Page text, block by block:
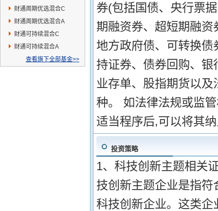
财通周期优选混合C
财通周期优选混合A
财通可持续混合C
财通可持续混合A
查看旗下全部基金>>
券(包括国债、央行票
期融资券、超短期融
地方政府债、可转换
持证券、债券回购、
业存单、股指期货以
种。 如法律法规或监
适当程序后,可以将其
投资策略
1、科技创新主题相关
技创新主题企业是指
科技创新企业。这类